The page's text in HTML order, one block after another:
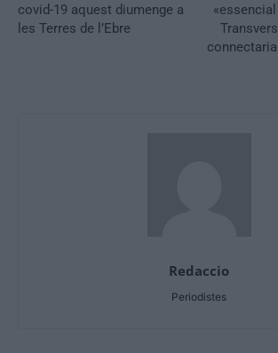
covid-19 aquest diumenge a
les Terres de l’Ebre
connectaria
Redaccio
Periodistes